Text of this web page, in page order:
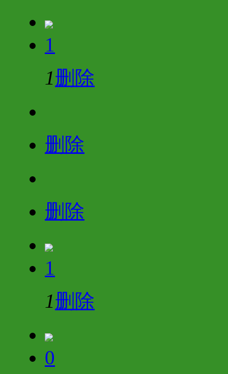
1
1删除
删除
删除
1
1删除
0